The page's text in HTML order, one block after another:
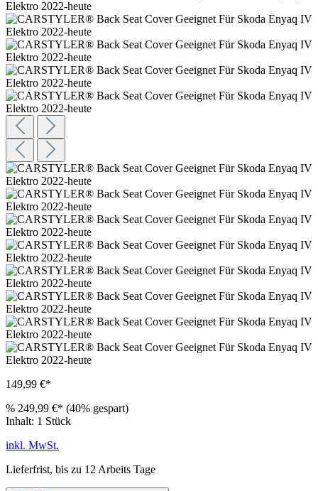
149,99 €*
% 249,99 €* (40% gespart)
Inhalt: 1 Stück
inkl. MwSt.
Lieferfrist, bis zu 12 Arbeits Tage